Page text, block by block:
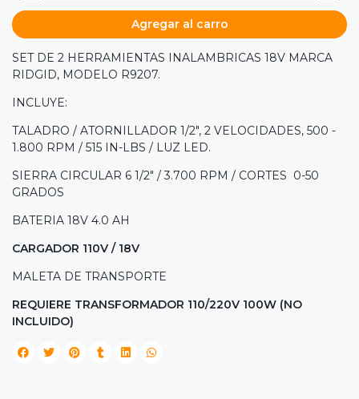
Agregar al carro
SET DE 2 HERRAMIENTAS INALAMBRICAS 18V MARCA
RIDGID, MODELO R9207.
INCLUYE:
TALADRO / ATORNILLADOR 1/2", 2 VELOCIDADES, 500 -
1.800 RPM / 515 IN-LBS / LUZ LED.
SIERRA CIRCULAR 6 1/2" / 3.700 RPM / CORTES 0-50
GRADOS
BATERIA 18V 4.0 AH
CARGADOR 110V / 18V
MALETA DE TRANSPORTE
REQUIERE TRANSFORMADOR 110/220V 100W (NO
INCLUIDO)